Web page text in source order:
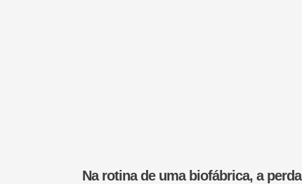
Na rotina de uma biofábrica, a perda